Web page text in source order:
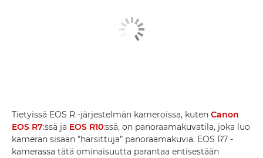
Tietyissä EOS R -järjestelmän kameroissa, kuten Canon
EOS R7:ssä ja EOS R10:ssä, on panoraamakuvatila, joka luo
kameran sisään ”harsittuja” panoraamakuvia. EOS R7 -
kamerassa tätä ominaisuutta parantaa entisestään